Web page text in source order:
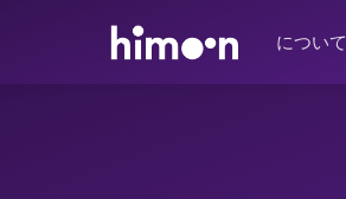
について